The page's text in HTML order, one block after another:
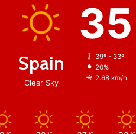
Spain
Clear Sky
35
39º - 33º
20%
2.68 km/h